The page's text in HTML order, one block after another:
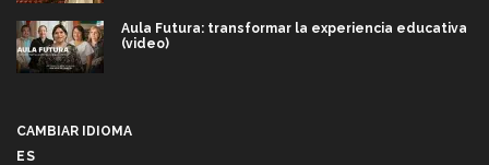
Aula Futura: transformar la experiencia educativa
(video)
CAMBIAR IDIOMA
ES